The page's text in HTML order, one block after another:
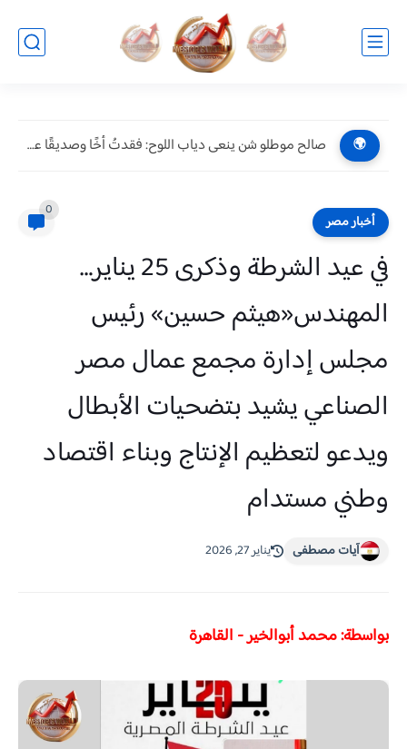
🌍 صالح موطلو شن ينعى دياب اللوح: فقدتُ أخًا وصديقًا عزيزًا.....
أخبار مصر
0
في عيد الشرطة وذكرى 25 يناير…
المهندس«هيثم حسين» رئيس
مجلس إدارة مجمع عمال مصر
الصناعي يشيد بتضحيات الأبطال
ويدعو لتعظيم الإنتاج وبناء اقتصاد
وطني مستدام
آيات مصطفى يناير 27, 2026
بواسطة: محمد أبوالخير - القاهرة